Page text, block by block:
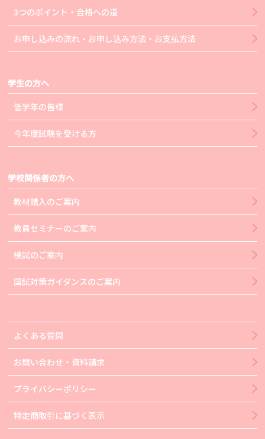
3つのポイント・合格への道
お申し込みの流れ・お申し込み方法・お支払方法
学生の方へ
低学年の皆様
今年度試験を受ける方
学校関係者の方へ
教材購入のご案内
教員セミナーのご案内
模試のご案内
国試対策ガイダンスのご案内
よくある質問
お問い合わせ・資料請求
プライバシーポリシー
特定商取引に基づく表示